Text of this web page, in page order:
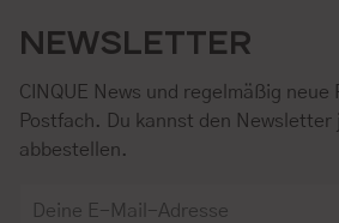
NEWSLETTER
CINQUE News und regelmäßig neue
Postfach. Du kannst den
abbestellen.